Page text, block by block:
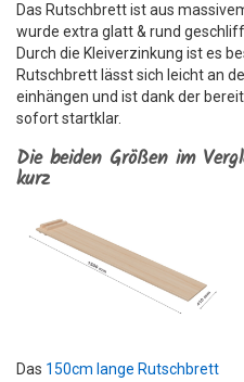
Das Rutschbrett ist aus
wurde extra glatt & rund
Durch die Kleiverzinkung ist es
Rutschbrett lässt sich leicht an
einhängen und ist dank der
sofort startklar.
Die beiden Größen im
kurz
Das 150cm lange Rutschbrett